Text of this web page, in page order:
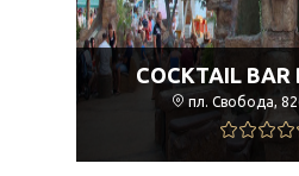
COCKTAIL BAR
пл. Свобода,